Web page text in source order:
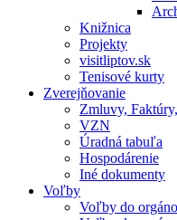
Knižnica
Projekty
visitliptov.sk
Tenisové kurty
Zverejňovanie
Zmluvy,
VZN
Úradná tabuľa
Hospodárenie
Iné dokumenty
Voľby
Voľby do